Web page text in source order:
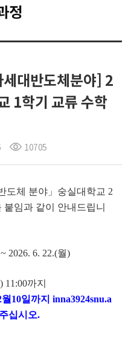
정
대반도체분야] 2
1학기 교류 수학
10705
도체 분야」숭실대학교 2
임과 같이 안내드립니
2026. 6. 22.(월)
11:00까지
10일까지 inna3924snu.a
십시오.